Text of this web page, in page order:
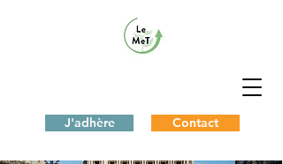
J'adhère Contact